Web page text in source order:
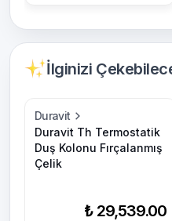
İlginizi
Duravit
Duravit Th Termostatik
Duş Kolonu Fırçalanmış
Çelik
₺ 29,539.00